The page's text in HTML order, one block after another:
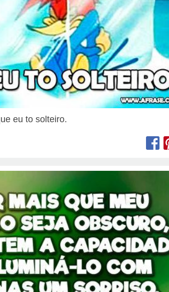
eu to solteiro.